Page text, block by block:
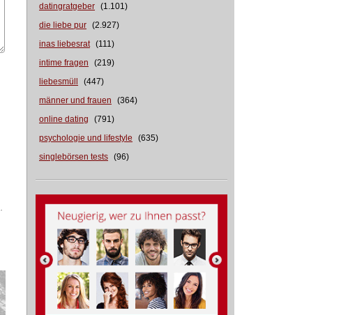
datingratgeber (1.101)
die liebe pur (2.927)
inas liebesrat (111)
intime fragen
(219)
liebesmüll
(447)
männer und frauen
(364)
online dating
(791)
psychologie und lifestyle
(635)
singlebörsen tests (96)